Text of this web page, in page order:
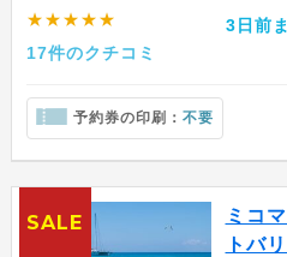
★★★★★
17件のクチコミ
3日前
予約券の印刷： 不要
ミコ
トバ
SALE